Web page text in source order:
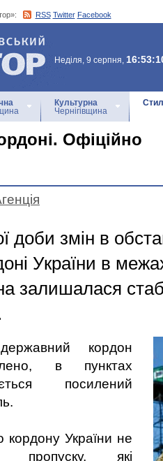
RSS Twitter Facebook
Неділя, 9 серпня,
Культурна
Чернігівщина
Офіційно
доби змін в
України в
залишалася
кордон
в пунктах
посилений
України не
пропуску, які